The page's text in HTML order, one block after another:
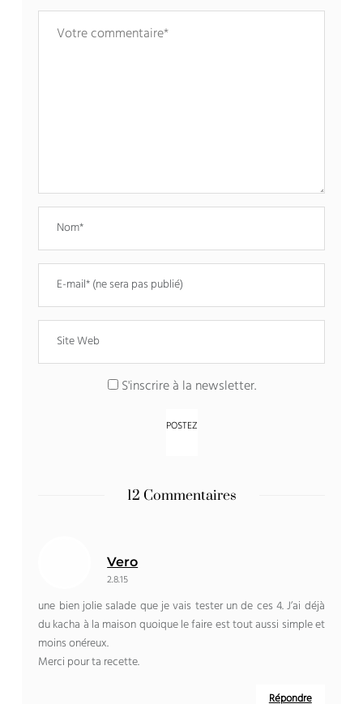
S'inscrire à la newsletter.
12 Commentaires
Vero
2.8.15
une bien jolie salade que je vais tester un de ces 4. J’ai déjà
du kacha à la maison quoique le faire est tout aussi simple et
moins onéreux.
Merci pour ta recette.
Répondre